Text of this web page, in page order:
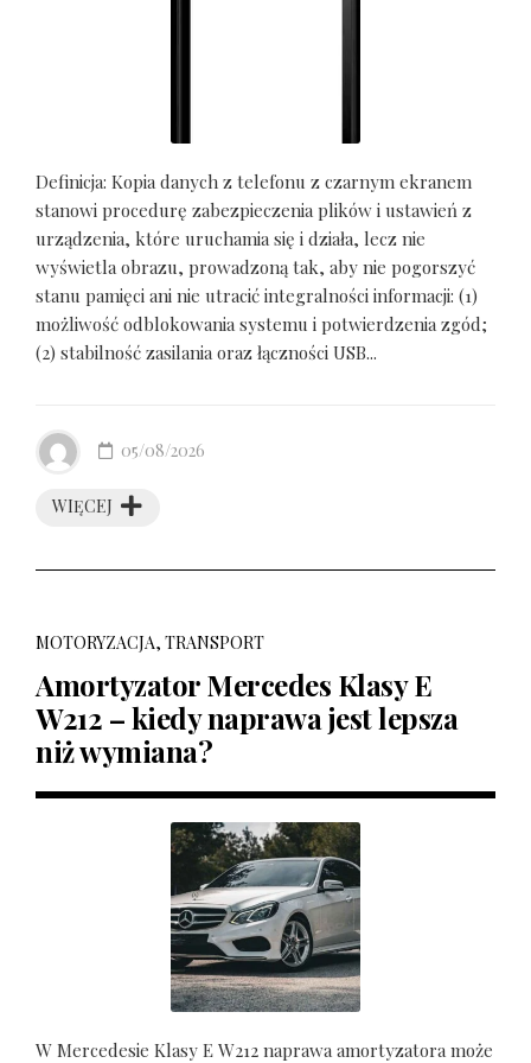
Definicja: Kopia danych z telefonu z czarnym ekranem
stanowi procedurę zabezpieczenia plików i ustawień z
urządzenia, które uruchamia się i działa, lecz nie
wyświetla obrazu, prowadzoną tak, aby nie pogorszyć
stanu pamięci ani nie utracić integralności informacji: (1)
możliwość odblokowania systemu i potwierdzenia zgód;
(2) stabilność zasilania oraz łączności USB...
WIĘCEJ
05/08/2026
MOTORYZACJA, TRANSPORT
Amortyzator Mercedes Klasy E
W212 – kiedy naprawa jest lepsza
niż wymiana?
W Mercedesie Klasy E W212 naprawa amortyzatora może